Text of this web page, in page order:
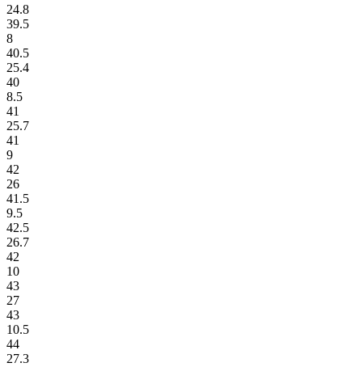
24.8
39.5
8
40.5
25.4
40
8.5
41
25.7
41
9
42
26
41.5
9.5
42.5
26.7
42
10
43
27
43
10.5
44
27.3